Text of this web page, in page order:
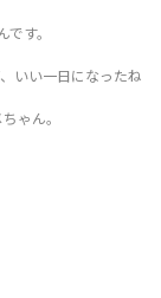
す。
いい一日になったね
ゃん。